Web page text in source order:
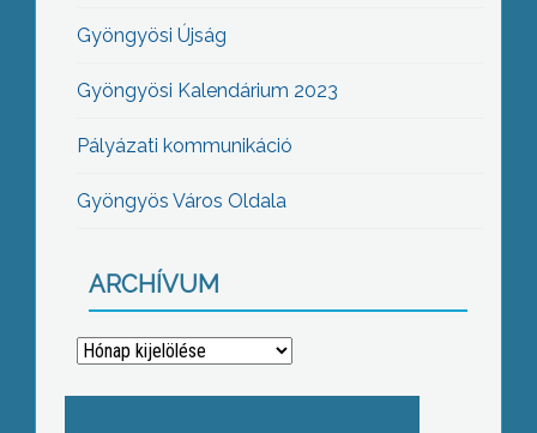
Gyöngyösi Újság
Gyöngyösi Kalendárium 2023
Pályázati kommunikáció
Gyöngyös Város Oldala
ARCHÍVUM
Archívum